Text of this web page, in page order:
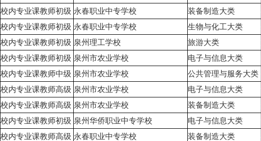
校内专业课教师初级 永春职业中专学校 装备制造大类
校内专业课教师初级 永春职业中专学校 生物与化工大类
校内专业课教师初级 泉州理工学校 旅游大类
校内专业课教师初级 泉州市农业学校 电子与信息大类
校内专业课教师中级 泉州市农业学校 公共管理与服务大类
校内专业课教师高级 泉州市农业学校 电子与信息大类
校内专业课教师高级 泉州市农业学校 装备制造大类
校内专业课教师初级 泉州华侨职业中专学校 电子与信息大类
校内专业课教师高级 永春职业中专学校 装备制造大类